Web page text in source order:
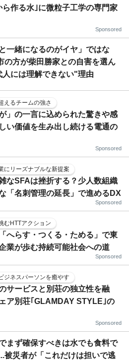
ら作る水｣に微粒子工学の専門家
Sponsored
と一緒になるのがイヤ」ではな
の方が柴田勝家との自害を選ん
人には理解できない"理由
えるチームの強さ
が」の一言に込められた驚きや感
い価値を生み出し続ける電通の
Sponsored
にリーズナブルな新提案
なSFAは挫折する？少人数組織
「名刺管理の延長」で進めるDX
Sponsored
むHTTアクション
へらす・つくる・ためる」で東
業が歩む持続可能社会への道
Sponsored
ジネスパーソンを癒やす
サービスと別荘の独立性を融
ア別荘｢GLAMDAY STYLE｣の
Sponsored
まず確保すべきは水でも食料で
被災者が「これだけは担いで逃